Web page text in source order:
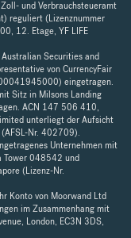
und Verbrauchsteueramt
reguliert (Lizenznummer
12. Etage, YF LIFE
Securities and
von CurrencyFair
eingetragen.
Sitz in Milsons Landing
ACN 147 506 410,
unterliegt der Aufsicht
Nr. 402709).
Unternehmen mit
Tower 048542 und
(Lizenz-Nr.
Konto von Moorwand Ltd
im Zusammenhang mit
London, EC3N 3DS,